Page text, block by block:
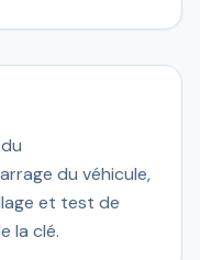
du véhicule,
et test de
la clé.